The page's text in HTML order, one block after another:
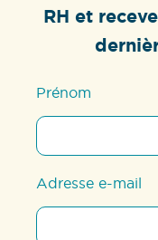
RH et
Prénom
Adresse e-mail